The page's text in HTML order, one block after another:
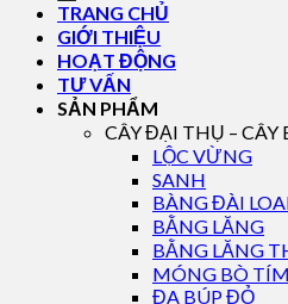
TRANG CHỦ
GIỚI THIỆU
HOẠT ĐỘNG
TƯ VẤN
SẢN PHẨM
CÂY ĐẠI THỤ – CÂY
LỘC VỪNG
SANH
BÀNG ĐÀI
BẰNG LĂNG
BẰNG LĂNG
MÓNG BÒ TÍM
ĐA BÚP ĐỎ